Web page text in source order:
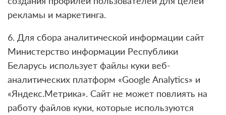
рекламы и маркетинга.
6. Для сбора аналитической информации сайт
Министерство информации Республики
Беларусь использует файлы куки веб-
аналитических платформ «Google Analytics» и
«Яндекс.Метрика». Сайт не может повлиять на
работу файлов куки, которые используются